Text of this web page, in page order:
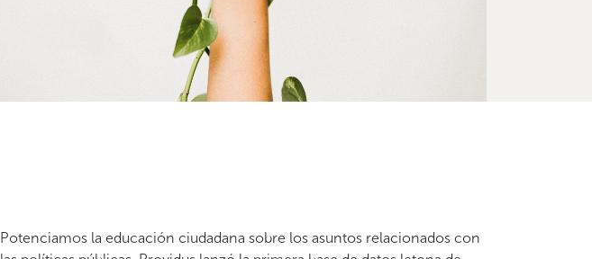
Potenciamos la educación ciudadana sobre los asuntos relacionados con